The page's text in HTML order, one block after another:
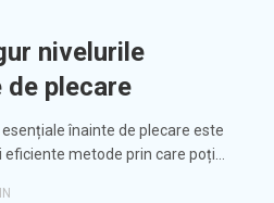
nivelurile
de plecare
înainte de plecare este
metode prin care poți…